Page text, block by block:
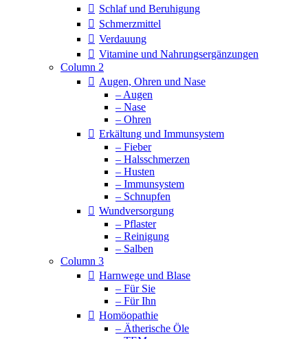
Schlaf und Beruhigung
Schmerzmittel
Verdauung
Vitamine und Nahrungsergänzungen
Column 2
Augen, Ohren und Nase
– Augen
– Nase
– Ohren
Erkältung und Immunsystem
– Fieber
– Halsschmerzen
– Husten
– Immunsystem
– Schnupfen
Wundversorgung
– Pflaster
– Reinigung
– Salben
Column 3
Harnwege und Blase
– Für Sie
– Für Ihn
Homöopathie
– Ätherische Öle